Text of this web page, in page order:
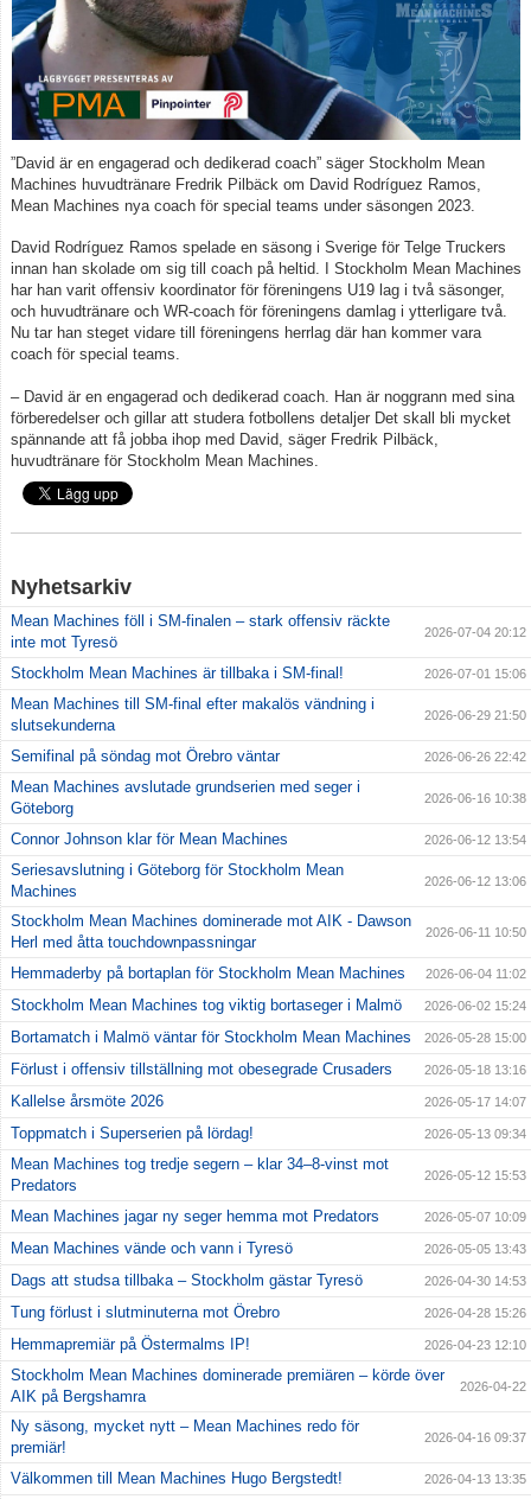
”David är en engagerad och dedikerad coach” säger Stockholm Mean
Machines huvudtränare Fredrik Pilbäck om David Rodríguez Ramos,
Mean Machines nya coach för special teams under säsongen 2023.
David Rodríguez Ramos spelade en säsong i Sverige för Telge Truckers
innan han skolade om sig till coach på heltid. I Stockholm Mean Machines
har han varit offensiv koordinator för föreningens U19 lag i två säsonger,
och huvudtränare och WR-coach för föreningens damlag i ytterligare två.
Nu tar han steget vidare till föreningens herrlag där han kommer vara
coach för special teams.
– David är en engagerad och dedikerad coach. Han är noggrann med sina
förberedelser och gillar att studera fotbollens detaljer Det skall bli mycket
spännande att få jobba ihop med David, säger Fredrik Pilbäck,
huvudtränare för Stockholm Mean Machines.
Nyhetsarkiv
Mean Machines föll i SM-finalen – stark offensiv räckte
inte mot Tyresö
2026-07-04 20:12
Stockholm Mean Machines är tillbaka i SM-final! 2026-07-01 15:06
Mean Machines till SM-final efter makalös vändning i
slutsekunderna
2026-06-29 21:50
Semifinal på söndag mot Örebro väntar 2026-06-26 22:42
Mean Machines avslutade grundserien med seger i
Göteborg
2026-06-16 10:38
Connor Johnson klar för Mean Machines 2026-06-12 13:54
Seriesavslutning i Göteborg för Stockholm Mean
Machines
2026-06-12 13:06
Stockholm Mean Machines dominerade mot AIK - Dawson
Herl med åtta touchdownpassningar
2026-06-11 10:50
Hemmaderby på bortaplan för Stockholm Mean Machines 2026-06-04 11:02
Stockholm Mean Machines tog viktig bortaseger i Malmö 2026-06-02 15:24
Bortamatch i Malmö väntar för Stockholm Mean Machines 2026-05-28 15:00
Förlust i offensiv tillställning mot obesegrade Crusaders 2026-05-18 13:16
Kallelse årsmöte 2026 2026-05-17 14:07
Toppmatch i Superserien på lördag! 2026-05-13 09:34
Mean Machines tog tredje segern – klar 34–8-vinst mot
Predators
2026-05-12 15:53
Mean Machines jagar ny seger hemma mot Predators 2026-05-07 10:09
Mean Machines vände och vann i Tyresö 2026-05-05 13:43
Dags att studsa tillbaka – Stockholm gästar Tyresö 2026-04-30 14:53
Tung förlust i slutminuterna mot Örebro 2026-04-28 15:26
Hemmapremiär på Östermalms IP! 2026-04-23 12:10
Stockholm Mean Machines dominerade premiären – körde över
AIK på Bergshamra
2026-04-22
Ny säsong, mycket nytt – Mean Machines redo för
premiär!
2026-04-16 09:37
Välkommen till Mean Machines Hugo Bergstedt! 2026-04-13 13:35